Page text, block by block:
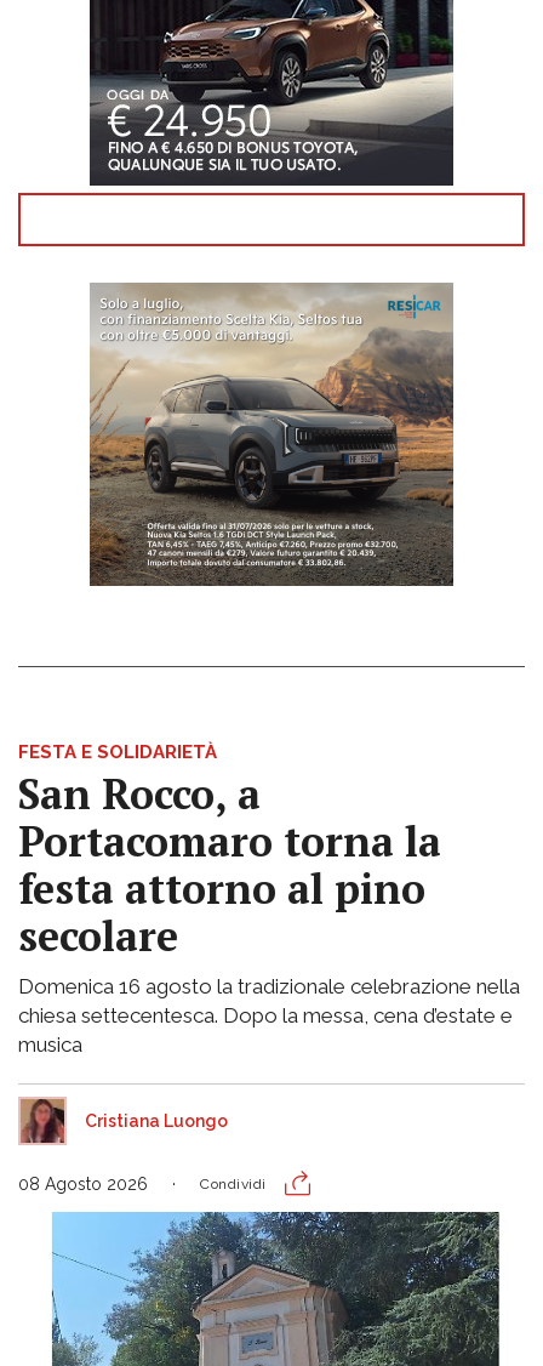
FESTA E SOLIDARIETÀ
San Rocco, a
Portacomaro torna la
festa attorno al pino
secolare
Domenica 16 agosto la tradizionale celebrazione nella
chiesa settecentesca. Dopo la messa, cena d’estate e
musica
Cristiana Luongo
08 Agosto 2026 Condividi